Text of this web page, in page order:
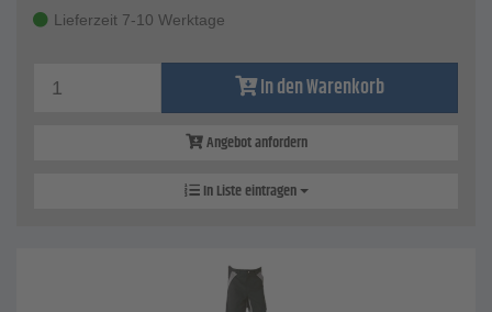
Lieferzeit 7-10 Werktage
In den Warenkorb
Angebot anfordern
In Liste eintragen